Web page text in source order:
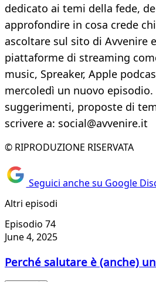
dedicato ai temi della fede,
approfondire in cosa crede
ascoltare sul sito di Avvenire
piattaforme di streaming
music, Spreaker, Apple
mercoledì un nuovo episodio.
suggerimenti, proposte di
scrivere a: social@avvenire.it
© RIPRODUZIONE RISERVATA
Seguici anche su Google
Altri episodi
Episodio 74
June 4, 2025
Perché salutare è (anche)